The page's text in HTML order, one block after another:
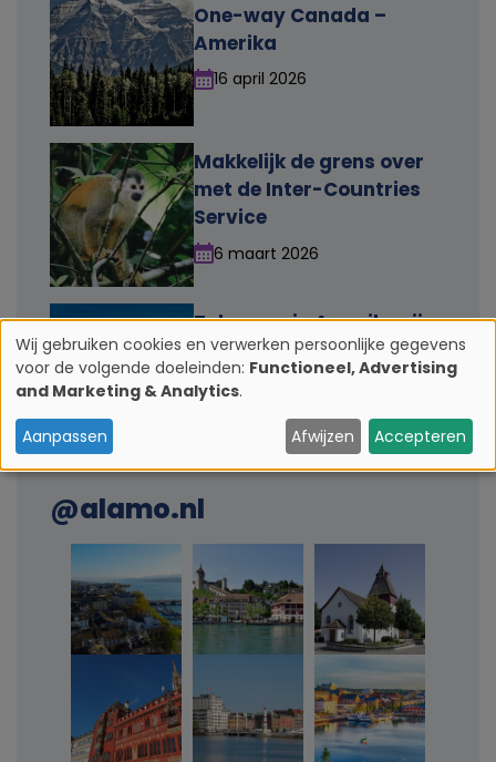
One-way Canada –
Amerika
16 april 2026
Makkelijk de grens over
met de Inter-Countries
Service
6 maart 2026
Tolwegen in Amerika zijn
kinderspel met de
TollPass
26 maart 2026
@alamo.nl
G
e
b
Wij gebruiken cookies en verwerken persoonlijke gegevens
voor de volgende doeleinden: Functioneel, Advertising
and Marketing & Analytics.
Aanpassen Afwijzen Accepteren